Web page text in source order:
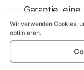
Wir verwenden Cookies,
optimieren.
Garantie,
HostGator